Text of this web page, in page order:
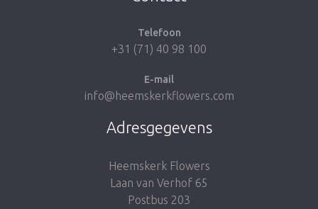
Telefoon
+31 (71) 40 98 100
E-mail
info@heemskerkflowers.com
Adresgegevens
Heemskerk Flowers
Laan van Verhof 65
Postbus 203